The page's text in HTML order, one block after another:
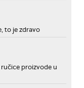
to je zdravo
proizvode u